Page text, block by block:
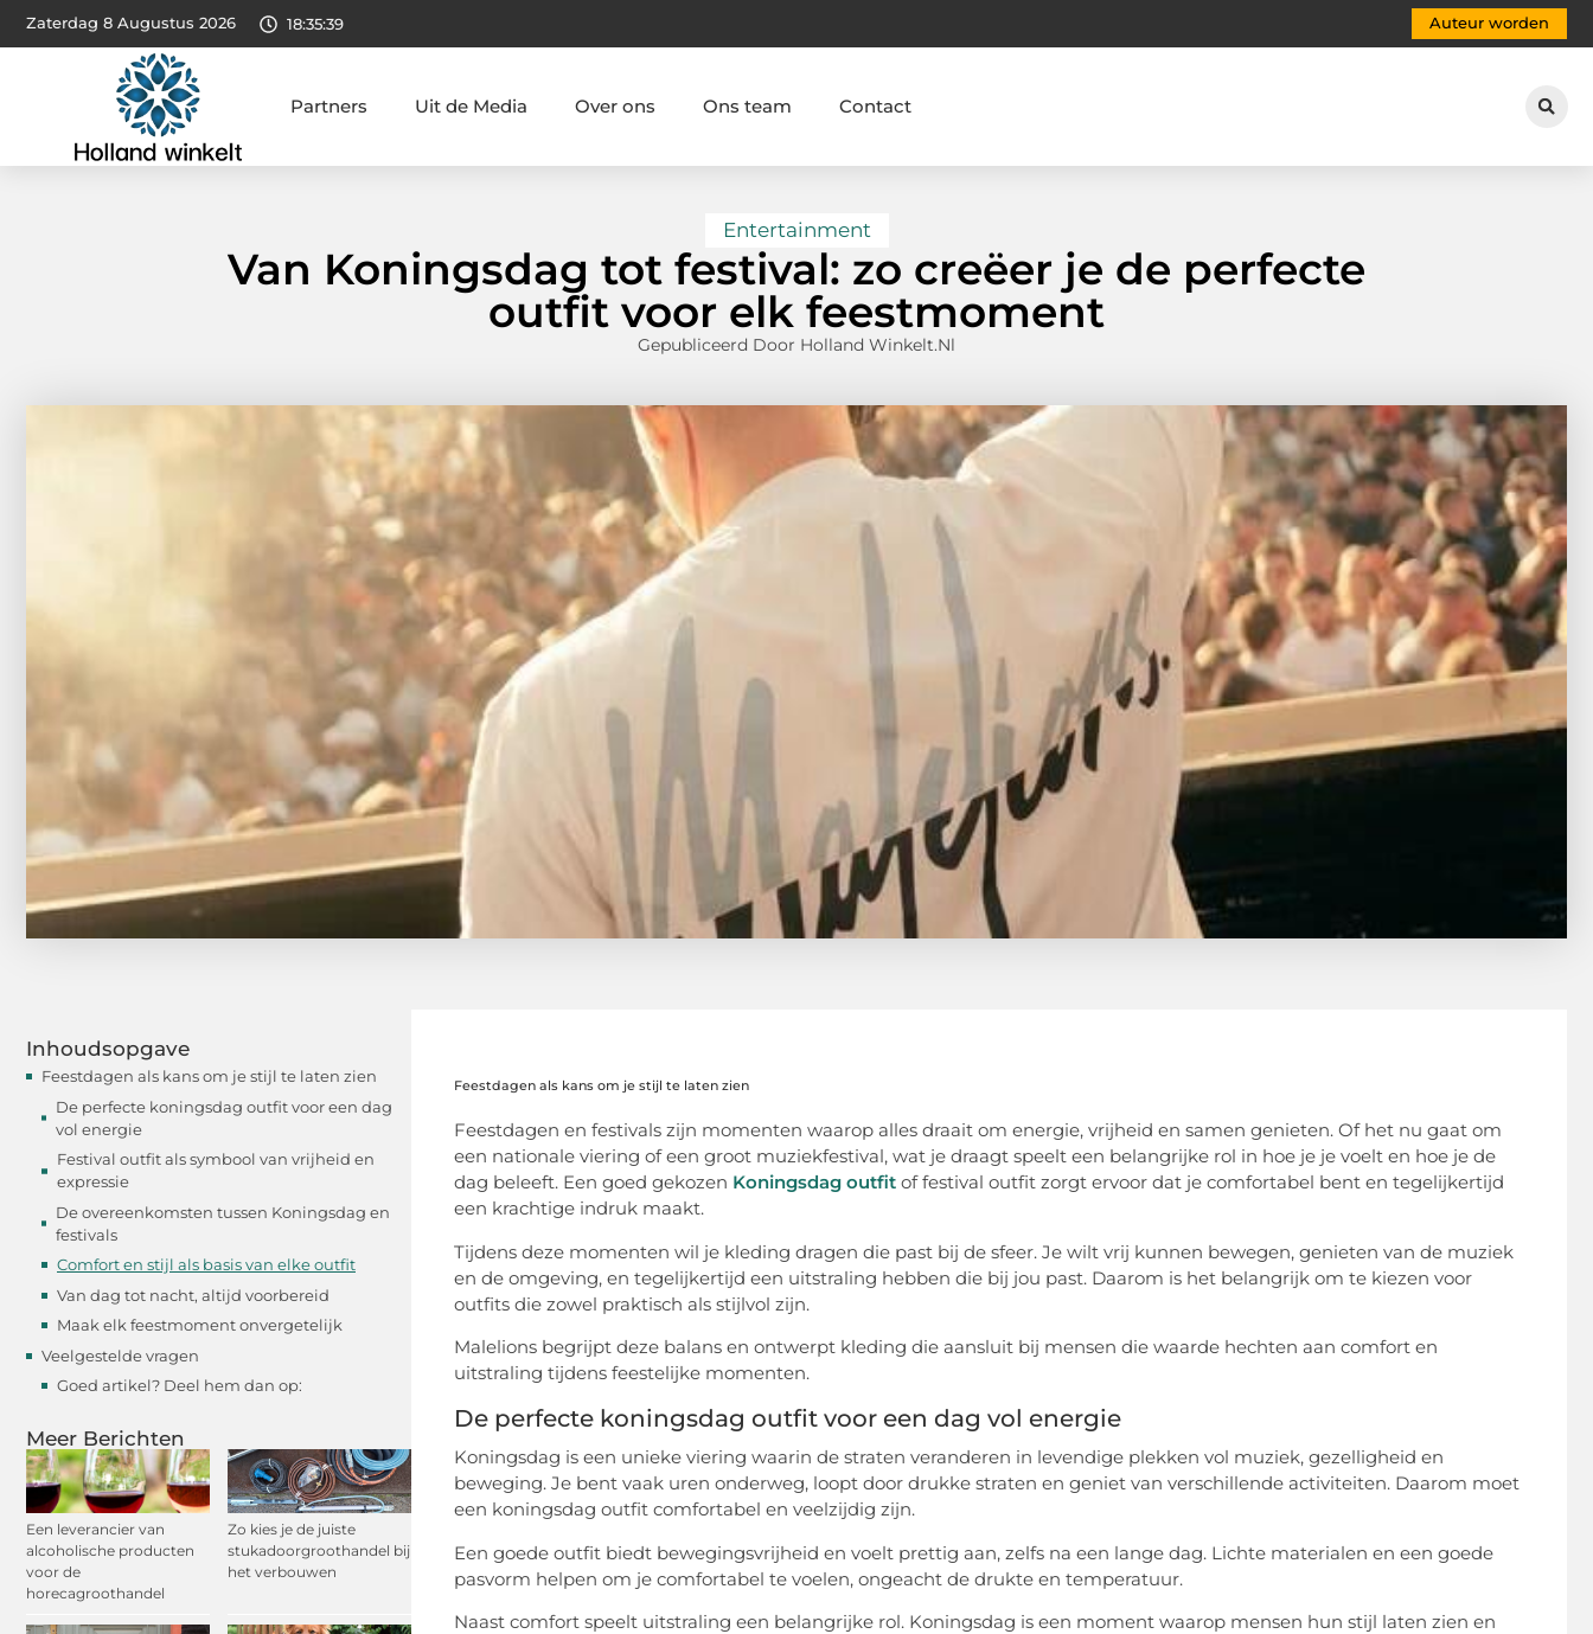
Zaterdag 8 Augustus 2026 18:35:41 Auteur worden
Partners Uit de Media Over ons Ons team Contact
Entertainment
Van Koningsdag tot festival: zo creëer je de perfecte
outfit voor elk feestmoment
Gepubliceerd Door Holland Winkelt.nl
Inhoudsopgave
Feestdagen als kans om je stijl te laten zien
De perfecte koningsdag outfit voor een dag
vol energie
Festival outfit als symbool van vrijheid en
expressie
De overeenkomsten tussen Koningsdag en
festivals
Comfort en stijl als basis van elke outfit
Van dag tot nacht, altijd voorbereid
Maak elk feestmoment onvergetelijk
Veelgestelde vragen
Goed artikel? Deel hem dan op:
Meer Berichten
Een leverancier van
alcoholische producten
voor de
horecagroothandel
Zo kies je de juiste
stukadoorgroothandel bij
het verbouwen
Feestdagen als kans om je stijl te laten zien
Feestdagen en festivals zijn momenten waarop alles draait om energie, vrijheid en samen genieten. Of het nu gaat om
een nationale viering of een groot muziekfestival, wat je draagt speelt een belangrijke rol in hoe je je voelt en hoe je de
dag beleeft. Een goed gekozen Koningsdag outfit of festival outfit zorgt ervoor dat je comfortabel bent en tegelijkertijd
een krachtige indruk maakt.
Tijdens deze momenten wil je kleding dragen die past bij de sfeer. Je wilt vrij kunnen bewegen, genieten van de muziek
en de omgeving, en tegelijkertijd een uitstraling hebben die bij jou past. Daarom is het belangrijk om te kiezen voor
outfits die zowel praktisch als stijlvol zijn.
Malelions begrijpt deze balans en ontwerpt kleding die aansluit bij mensen die waarde hechten aan comfort en
uitstraling tijdens feestelijke momenten.
De perfecte koningsdag outfit voor een dag vol energie
Koningsdag is een unieke viering waarin de straten veranderen in levendige plekken vol muziek, gezelligheid en
beweging. Je bent vaak uren onderweg, loopt door drukke straten en geniet van verschillende activiteiten. Daarom moet
een koningsdag outfit comfortabel en veelzijdig zijn.
Een goede outfit biedt bewegingsvrijheid en voelt prettig aan, zelfs na een lange dag. Lichte materialen en een goede
pasvorm helpen om je comfortabel te voelen, ongeacht de drukte en temperatuur.
Naast comfort speelt uitstraling een belangrijke rol. Koningsdag is een moment waarop mensen hun stijl laten zien en